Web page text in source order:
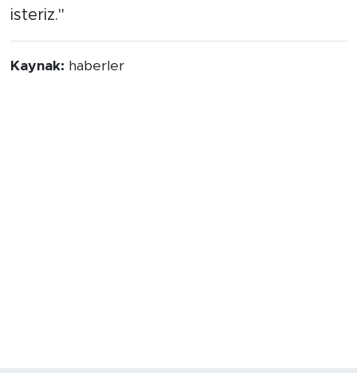
isteriz."
Kaynak: haberler